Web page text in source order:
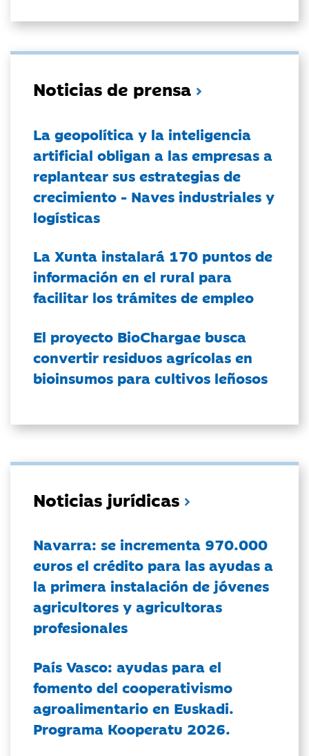
Noticias de prensa
La geopolítica y la inteligencia
artificial obligan a las empresas a
replantear sus estrategias de
crecimiento - Naves industriales y
logísticas
La Xunta instalará 170 puntos de
información en el rural para
facilitar los trámites de empleo
El proyecto BioChargae busca
convertir residuos agrícolas en
bioinsumos para cultivos leñosos
Noticias jurídicas
Navarra: se incrementa 970.000
euros el crédito para las ayudas a
la primera instalación de jóvenes
agricultores y agricultoras
profesionales
País Vasco: ayudas para el
fomento del cooperativismo
agroalimentario en Euskadi.
Programa Kooperatu 2026.